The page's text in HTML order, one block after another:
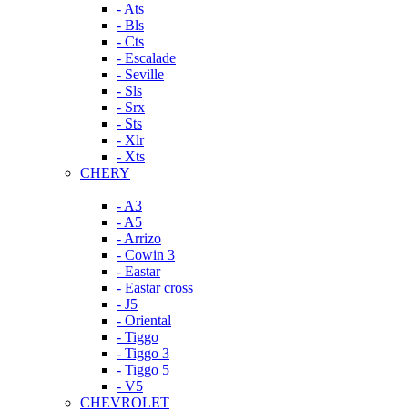
- Ats
- Bls
- Cts
- Escalade
- Seville
- Sls
- Srx
- Sts
- Xlr
- Xts
CHERY
- A3
- A5
- Arrizo
- Cowin 3
- Eastar
- Eastar cross
- J5
- Oriental
- Tiggo
- Tiggo 3
- Tiggo 5
- V5
CHEVROLET